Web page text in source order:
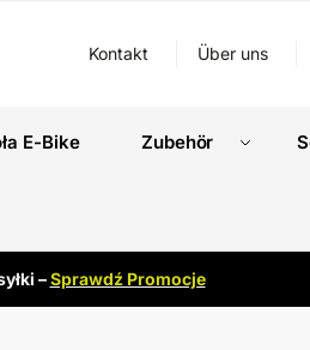
Kontakt Über uns
E-Bike Zubehör
–Sprawdź Promocje